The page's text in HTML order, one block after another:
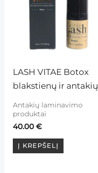
LASH VITAE Botox
blakstienų ir antakių
losijonas
Antakių laminavimo
produktai
40.00€
Į KREPŠELĮ